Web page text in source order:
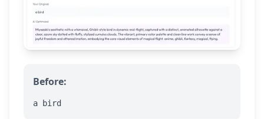
Before:
a bird